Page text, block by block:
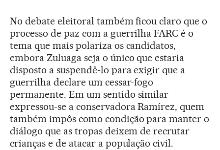
No debate eleitoral também ficou claro que o
processo de paz com a guerrilha FARC é o
tema que mais polariza os candidatos,
embora Zuluaga seja o único que estaria
disposto a suspendê-lo para exigir que a
guerrilha declare um cessar-fogo
permanente. Em um sentido similar
expressou-se a conservadora Ramírez, quem
também impôs como condição para manter o
diálogo que as tropas deixem de recrutar
crianças e de atacar a população civil.